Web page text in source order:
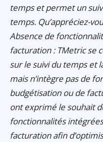
temps et permet un
temps. Qu’appréciez-
Absence de
facturation : TMetric se
sur le suivi du temps et
mais n’intègre pas de
budgétisation ou de
ont exprimé le souhait
fonctionnalités
facturation afin